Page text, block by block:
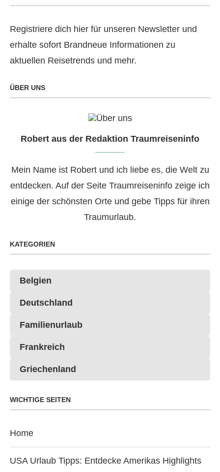
Registriere dich hier für unseren Newsletter und
erhalte sofort Brandneue Informationen zu
aktuellen Reisetrends und mehr.
ÜBER UNS
Robert aus der Redaktion Traumreiseninfo
Mein Name ist Robert und ich liebe es, die Welt zu
entdecken. Auf der Seite Traumreiseninfo zeige ich
einige der schönsten Orte und gebe Tipps für ihren
Traumurlaub.
KATEGORIEN
Belgien
Deutschland
Familienurlaub
Frankreich
Griechenland
WICHTIGE SEITEN
Home
USA Urlaub Tipps: Entdecke Amerikas Highlights